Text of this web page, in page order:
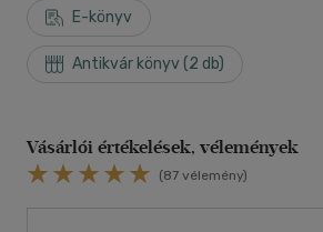
E-könyv
Antikvár könyv (2 db)
Vásárlói értékelések, vélemények
(87 vélemény)